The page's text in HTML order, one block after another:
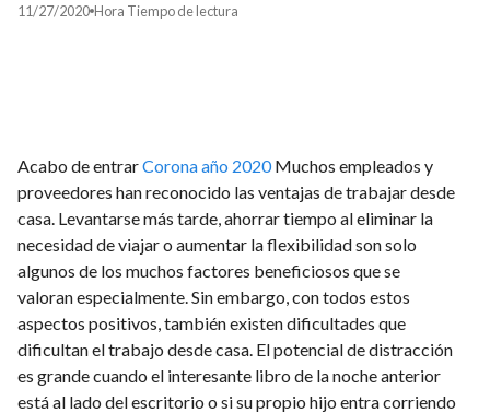
11/27/2020 Hora Tiempo de lectura
Acabo de entrarCorona año 2020Muchos empleados y
proveedores han reconocido las ventajas de trabajar desde
casa. Levantarse más tarde, ahorrar tiempo al eliminar la
necesidad de viajar o aumentar la flexibilidad son solo
algunos de los muchos factores beneficiosos que se
valoran especialmente. Sin embargo, con todos estos
aspectos positivos, también existen dificultades que
dificultan el trabajo desde casa. El potencial de distracción
es grande cuando el interesante libro de la noche anterior
está al lado del escritorio o si su propio hijo entra corriendo